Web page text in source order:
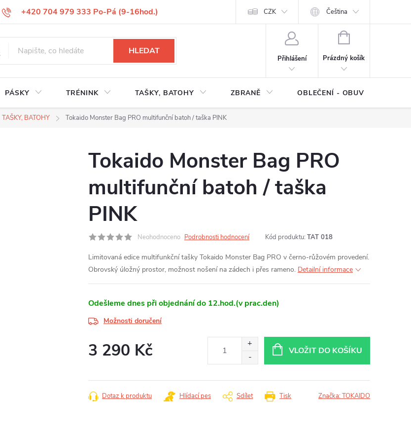
+420 704 979 333 Po-Pá (9-16hod.)
ZBOŽÍ REKLAMACE ZBOŽÍ ODSTOUPENÍ OD KUPNÍ SMLOUVY OCHRANA OSOBNÍCH DAT Moje objednávka
CZK Čeština
HLEDAT
Přihlášení
NÁKUPNÍ
Prázdný košík
PÁSKY TRÉNINK TAŠKY, BATOHY ZBRANĚ OBLEČENÍ - OBUV
TAŠKY, BATOHY Tokaido Monster Bag PRO multifunční batoh / taška PINK
Tokaido Monster Bag PRO
multifunční batoh / taška
PINK
Neohodnoceno Podrobnosti hodnocení Kód produktu: TAT 018
Limitovaná edice multifunkční tašky Tokaido Monster Bag PRO v černo-růžovém provedení.
Obrovský úložný prostor, možnost nošení na zádech i přes rameno. Detailní informace
Odešleme dnes při objednání do 12.hod.(v prac.den)
Možnosti doručení
3 290 Kč VLOŽIT DO KOŠÍKU
Tisk
Dotaz k produktu Hlídací pes Sdílet Značka:TOKAIDO